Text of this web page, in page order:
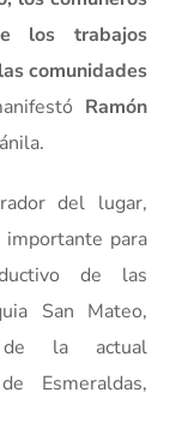
los trabajos
comunidades
Ramón
del lugar,
para
de las
San Mateo,
de la actual
Esmeraldas,